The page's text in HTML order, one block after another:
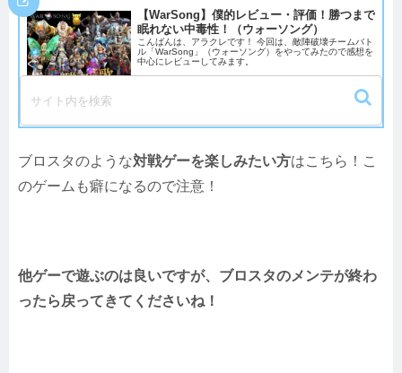
【WarSong】僕的レビュー・評価！勝つまで
眠れない中毒性！（ウォーソング）
こんばんは、アラクレです！ 今回は、敵陣破壊チームバト
ル「WarSong」（ウォーソング）をやってみたので感想を
中心にレビューしてみます。
arakure.xyz
ブロスタのような対戦ゲーを楽しみたい方はこちら！こ
のゲームも癖になるので注意！
他ゲーで遊ぶのは良いですが、ブロスタのメンテが終わ
ったら戻ってきてくださいね！